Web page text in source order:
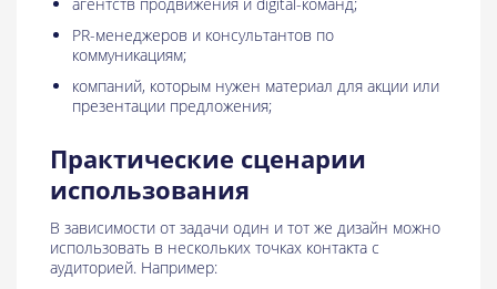
PR-менеджеров и консультантов по
коммуникациям;
компаний, которым нужен материал для акции или
презентации предложения;
Практические сценарии
использования
В зависимости от задачи один и тот же дизайн можно
использовать в нескольких точках контакта с
аудиторией. Например: